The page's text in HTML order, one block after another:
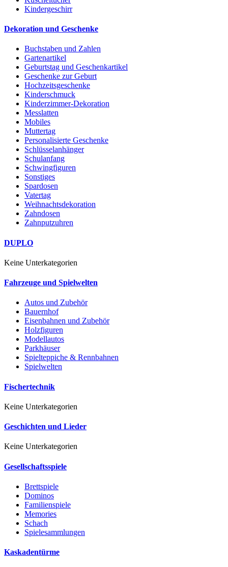
Kindergeschirr
Dekoration und Geschenke
Buchstaben und Zahlen
Gartenartikel
Geburtstag und Geschenkartikel
Geschenke zur Geburt
Hochzeitsgeschenke
Kinderschmuck
Kinderzimmer-Dekoration
Messlatten
Mobiles
Muttertag
Personalisierte Geschenke
Schlüsselanhänger
Schulanfang
Schwingfiguren
Sonstiges
Spardosen
Vatertag
Weihnachtsdekoration
Zahndosen
Zahnputzuhren
DUPLO
Keine Unterkategorien
Fahrzeuge und Spielwelten
Autos und Zubehör
Bauernhof
Eisenbahnen und Zubehör
Holzfiguren
Modellautos
Parkhäuser
Spielteppiche & Rennbahnen
Spielwelten
Fischertechnik
Keine Unterkategorien
Geschichten und Lieder
Keine Unterkategorien
Gesellschaftsspiele
Brettspiele
Dominos
Familienspiele
Memories
Schach
Spielesammlungen
Kaskadentürme